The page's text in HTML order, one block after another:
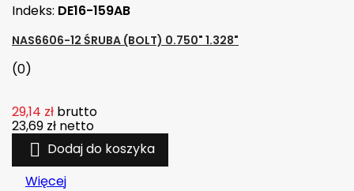
Indeks: DE16-159AB
NAS6606-12 ŚRUBA (BOLT) 0.750" 1.328"
(0)
29,14 zł brutto
23,69 zł netto
 Dodaj do koszyka
Więcej